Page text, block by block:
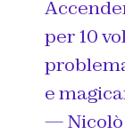
per 10
e
— Nicolò